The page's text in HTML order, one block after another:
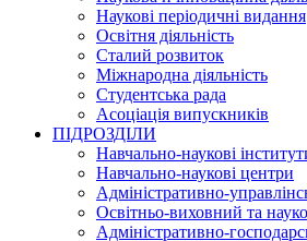
Наукові періодичні видання
Освітня діяльність
Сталий розвиток
Міжнародна діяльність
Студентська рада
Асоціація випускників
ПІДРОЗДІЛИ
Навчально-наукові
Навчально-наукові центри
Адміністративно-
Освітньо-виховний та
Адміністративно-